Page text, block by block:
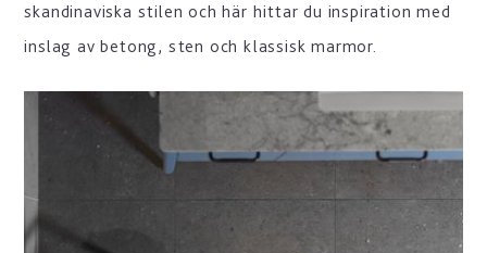
skandinaviska stilen och här hittar du inspiration med
inslag av betong, sten och klassisk marmor.